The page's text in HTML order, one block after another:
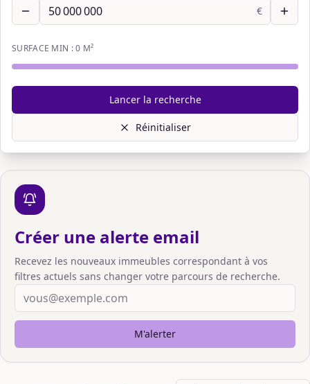
€
SURFACE MIN :0 M²
Lancer la recherche
Réinitialiser
Créer une alerte email
Recevez les nouveaux immeubles correspondant à vos
filtres actuels sans changer votre parcours de recherche.
M'alerter